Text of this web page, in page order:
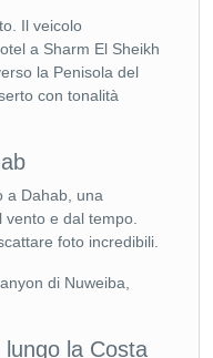
Il veicolo
a Sharm El Sheikh
la Penisola del
con tonalità
a Dahab, una
e dal tempo.
foto incredibili.
di Nuweiba,
la Costa